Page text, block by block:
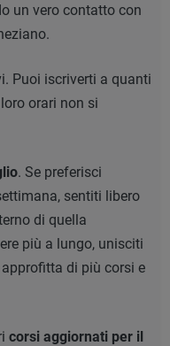
un vero contatto con
Puoi iscriverti a quanti
orari non si
. Se preferisci
sentiti libero
di quella
più a lungo, unisciti
di più corsi e
corsi aggiornati per il